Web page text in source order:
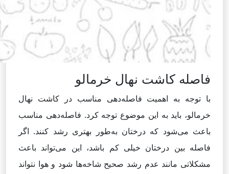
فاصله کاشت نهال خرمالو
با توجه به اهمیت فاصله‌دهی مناسب در کاشت نهال
خرمالو، باید به این موضوع توجه کرد. فاصله‌دهی مناسب
باعث می‌شود که درختان به‌طور بهتری رشد کنند. اگر
فاصله بین درختان خیلی کم باشد، این می‌تواند باعث
مشکلاتی مانند عدم رشد صحیح شاخه‌ها شود و هوا نتواند